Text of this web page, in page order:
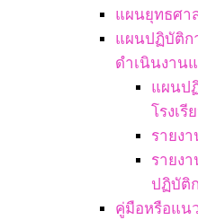
แผนยุทธศา
แผนปฏิบัติก
ดำเนินงาน
แผนป
โรงเรี
รายง
รายง
ปฏิบัติ
คู่มือหรือแน